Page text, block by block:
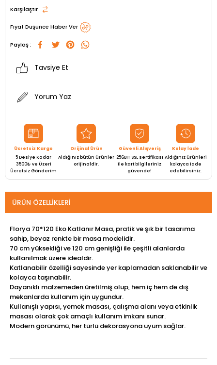
Karşılaştır
Fiyat Düşünce Haber Ver
Paylaş :
Tavsiye Et
Yorum Yaz
Ücretsiz Kargo
5 Desiye Kadar
3500₺ ve Üzeri
Ücretsiz Gönderim
Orijinal Ürün
Aldığınız bütün ürünler
orijinaldir.
Güvenli Alışveriş
256BIT SSL sertifikası
ile kart bilgileriniz
güvende!
Kolay İade
Aldığınız ürünleri
kolayca iade
edebilirsiniz.
ÜRÜN ÖZELLIKLERI
Florya 70*120 Eko Katlanır Masa, pratik ve şık bir tasarıma
sahip, beyaz renkte bir masa modelidir.
70 cm yüksekliği ve 120 cm genişliği ile çeşitli alanlarda
kullanılmak üzere idealdir.
Katlanabilir özelliği sayesinde yer kaplamadan saklanabilir ve
kolayca taşınabilir.
Dayanıklı malzemeden üretilmiş olup, hem iç hem de dış
mekanlarda kullanım için uygundur.
Kullanışlı yapısı, yemek masası, çalışma alanı veya etkinlik
masası olarak çok amaçlı kullanım imkanı sunar.
Modern görünümü, her türlü dekorasyona uyum sağlar.